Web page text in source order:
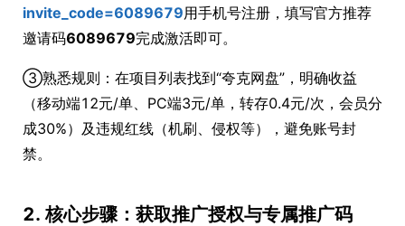
invite_code=6089679用手机号注册，填写官方推荐
邀请码6089679完成激活即可。
③熟悉规则：在项目列表找到“夸克网盘”，明确收益
（移动端12元/单、PC端3元/单，转存0.4元/次，会员分
成30%）及违规红线（机刷、侵权等），避免账号封
禁。
2. 核心步骤：获取推广授权与专属推广码